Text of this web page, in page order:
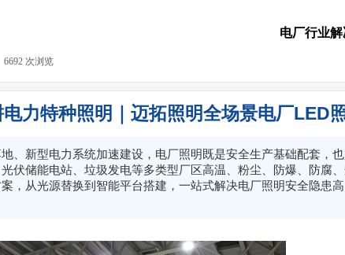
电厂行业
6692 次浏览
力特种照明｜迈拓照明全场景电厂LED
、新型电力系统加速建设，电厂照明既是安全生产基础配套，
伏储能电站、垃圾发电等多类型厂区高温、粉尘、防爆、防腐
，从光源替换到智能平台搭建，一站式解决电厂照明安全隐患